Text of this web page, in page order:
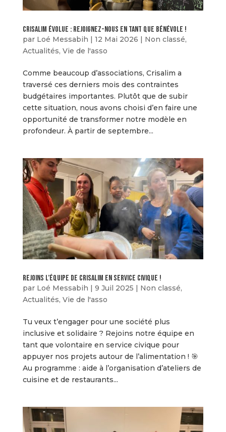
Crisalim évolue : rejoignez-nous en tant que bénévole !
par Loé Messabih | 12 Mai 2026 | Non classé,
Actualités, Vie de l'asso
Comme beaucoup d’associations, Crisalim a
traversé ces derniers mois des contraintes
budgétaires importantes. Plutôt que de subir
cette situation, nous avons choisi d’en faire une
opportunité de transformer notre modèle en
profondeur. À partir de septembre...
Rejoins l’équipe de Crisalim en Service Civique !
par Loé Messabih | 9 Juil 2025 | Non classé,
Actualités, Vie de l'asso
Tu veux t’engager pour une société plus
inclusive et solidaire ? Rejoins notre équipe en
tant que volontaire en service civique pour
appuyer nos projets autour de l’alimentation ! 🎯
Au programme : aide à l’organisation d’ateliers de
cuisine et de restaurants...